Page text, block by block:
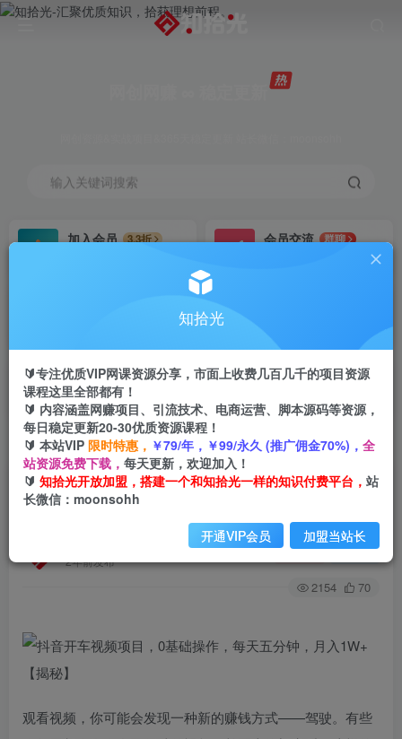
输入关键词搜索
加入会员
3.3折
会员交流
群聊
首页 创业课程 会员免费 正文
抖音开车视频项目，0基础操作，每天五分钟，月
入1W+【揭秘】
2年前发布
关注 私信
2154 70
观看视频，你可能会发现一种新的赚钱方式——驾驶。有些
知拾光
🔰专注优质VIP网课资源分享，市面上收费几百几千的项目资源
课程这里全部都有！
🔰 内容涵盖网赚项目、引流技术、电商运营、脚本源码等资源，
每日稳定更新20-30优质资源课程！
🔰 本站VIP 限时特惠， ￥79/年，￥99/永久 (推广佣金70%)， 全
站资源免费下载， 每天更新，欢迎加入！
🔰 知拾光开放加盟，搭建一个和知拾光一样的知识付费平台， 站
长微信：moonsohh
开通VIP会员 加盟当站长